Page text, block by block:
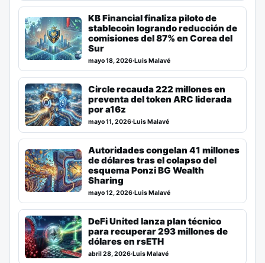
KB Financial finaliza piloto de
stablecoin logrando reducción de
comisiones del 87% en Corea del
Sur
mayo 18, 2026·Luis Malavé
Circle recauda 222 millones en
preventa del token ARC liderada
por a16z
mayo 11, 2026·Luis Malavé
Autoridades congelan 41 millones
de dólares tras el colapso del
esquema Ponzi BG Wealth
Sharing
mayo 12, 2026·Luis Malavé
DeFi United lanza plan técnico
para recuperar 293 millones de
dólares en rsETH
abril 28, 2026·Luis Malavé